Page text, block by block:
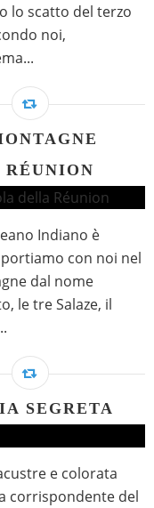
lo scatto del terzo
noi,
Indiano è
con noi nel
dal nome
le tre Salaze, il
SEGRETA
e colorata
corrispondente del